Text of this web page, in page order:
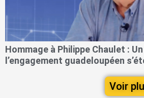
Hommage à Philippe Chaulet :
l’engagement guadeloupéen
Voir